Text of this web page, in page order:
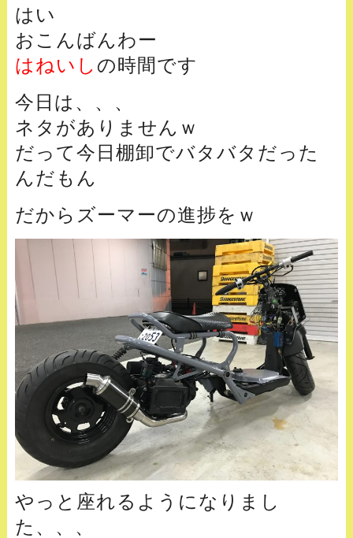
はい
おこんばんわー
はねいし の時間です
今日は、、、
ネタがありませんｗ
だって今日棚卸でバタバタだった
んだもん
だからズーマーの進捗をｗ
やっと座れるようになりまし
た、、、